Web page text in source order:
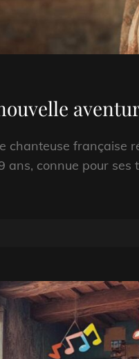
chanteuse française
ans, connue pour